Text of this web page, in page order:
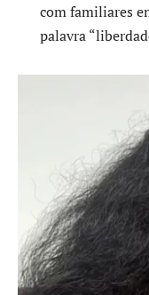
com familiares
palavra